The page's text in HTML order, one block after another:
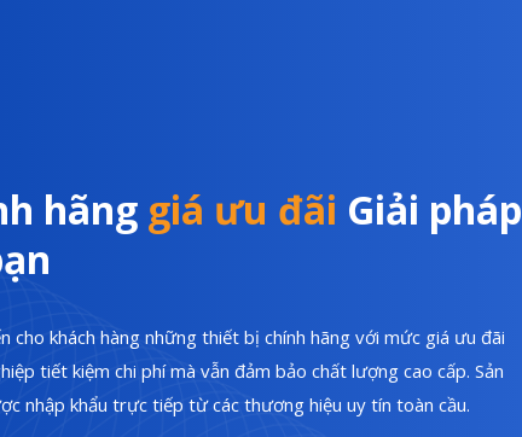
hãng giá ưu đãi Giải pháp
cho khách hàng những thiết bị chính hãng với mức giá ưu đãi
tiết kiệm chi phí mà vẫn đảm bảo chất lượng cao cấp. Sản
nhập khẩu trực tiếp từ các thương hiệu uy tín toàn cầu.